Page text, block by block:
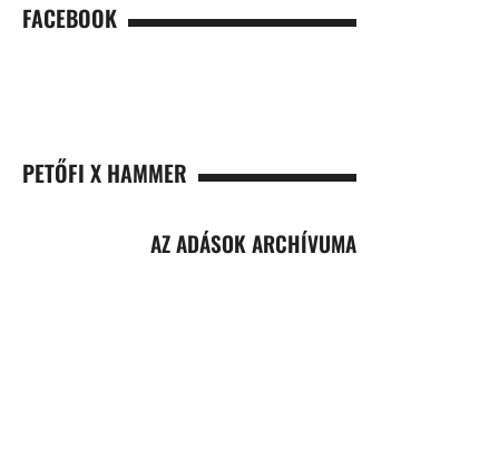
FACEBOOK
PETŐFI X HAMMER
AZ ADÁSOK ARCHÍVUMA